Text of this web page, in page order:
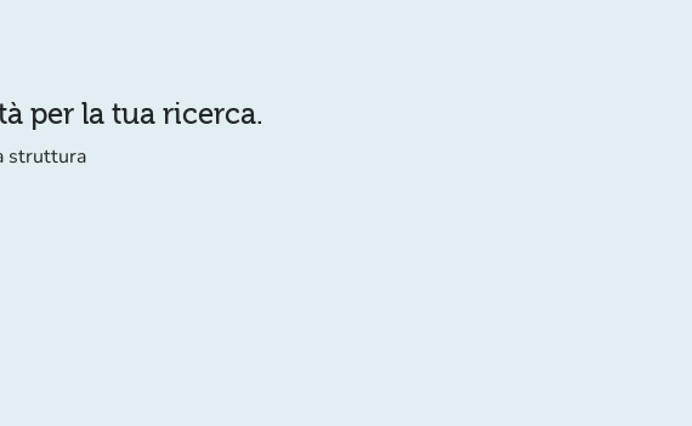
per la tua ricerca.
struttura